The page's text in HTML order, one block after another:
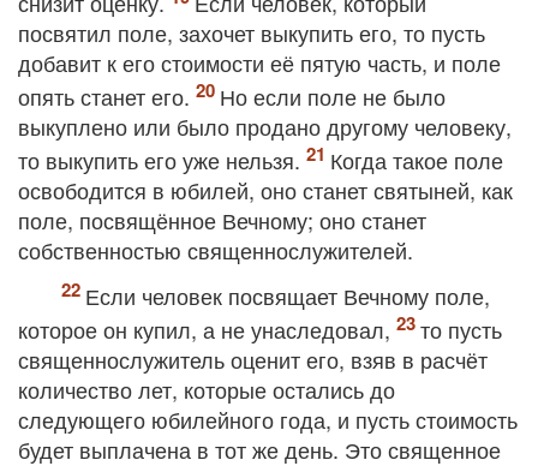
посвятил поле, захочет выкупить его, то пусть
добавит к его стоимости её пятую часть, и поле
опять станет его.
Но если поле не было
выкуплено или было продано другому человеку,
то выкупить его уже нельзя.
Когда такое поле
освободится в юбилей, оно станет святыней, как
поле, посвящённое Вечному; оно станет
собственностью священнослужителей.
Если человек посвящает Вечному поле,
которое он купил, а не унаследовал,
то пусть
священнослужитель оценит его, взяв в расчёт
количество лет, которые остались до
следующего юбилейного года, и пусть стоимость
будет выплачена в тот же день. Это священное